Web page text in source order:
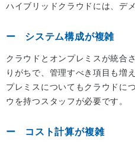
ハイブリッドクラウドには、デ
システム構成が複雑
クラウドとオンプレミスが統合
りがちで、管理すべき項目も増
プレミスについてもクラウドに
ウを持つスタッフが必要です。
コスト計算が複雑